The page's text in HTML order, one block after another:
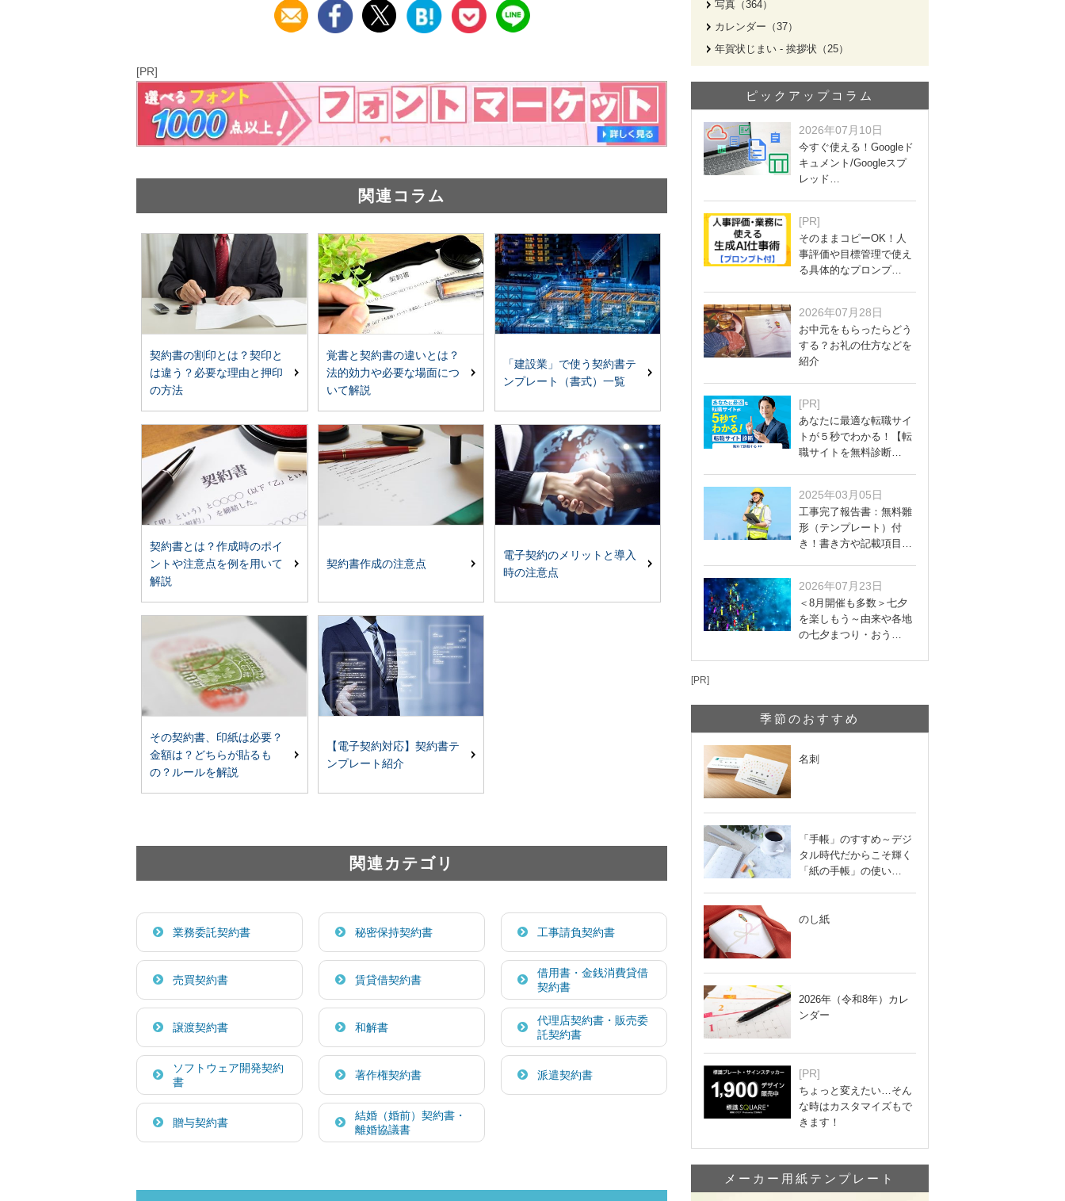
[PR]
関連コラム
契約書の割印とは？契印と
は違う？必要な理由と押印
の方法
覚書と契約書の違いとは？
法的効力や必要な場面につ
いて解説
「建設業」で使う契約書テ
ンプレート（書式）一覧
契約書とは？作成時のポイ
ントや注意点を例を用いて
解説
契約書作成の注意点
電子契約のメリットと導入
時の注意点
その契約書、印紙は必要？
金額は？どちらが貼るも
の？ルールを解説
【電子契約対応】契約書テ
ンプレート紹介
関連カテゴリ
業務委託契約書 秘密保持契約書 工事請負契約書
売買契約書 賃貸借契約書
借用書・金銭消費貸借
契約書
譲渡契約書 和解書
代理店契約書・販売委
託契約書
ソフトウェア開発契約
書
著作権契約書 派遣契約書
贈与契約書
結婚（婚前）契約書・
離婚協議書
写真（364）
カレンダー（37）
年賀状じまい - 挨拶状（25）
ピックアップコラム
2026年07月10日
今すぐ使える！Googleド
キュメント/Googleスプ
レッド…
[PR]
そのままコピーOK！人
事評価や目標管理で使え
る具体的なプロンプ…
2026年07月28日
お中元をもらったらどう
する？お礼の仕方などを
紹介
[PR]
あなたに最適な転職サイ
トが５秒でわかる！【転
職サイトを無料診断…
2025年03月05日
工事完了報告書：無料雛
形（テンプレート）付
き！書き方や記載項目…
2026年07月23日
＜8月開催も多数＞七夕
を楽しもう～由来や各地
の七夕まつり・おう…
[PR]
季節のおすすめ
名刺
「手帳」のすすめ～デジ
タル時代だからこそ輝く
「紙の手帳」の使い…
のし紙
2026年（令和8年）カレ
ンダー
[PR]
ちょっと変えたい…そん
な時はカスタマイズもで
きます！
メーカー用紙テンプレート